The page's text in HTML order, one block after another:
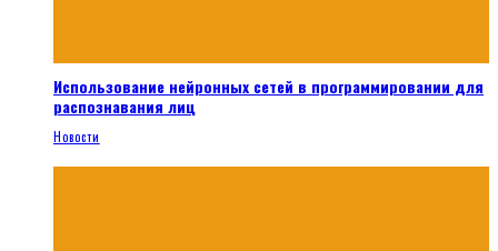
Использование нейронных сетей в программировании для
распознавания лиц
Новости